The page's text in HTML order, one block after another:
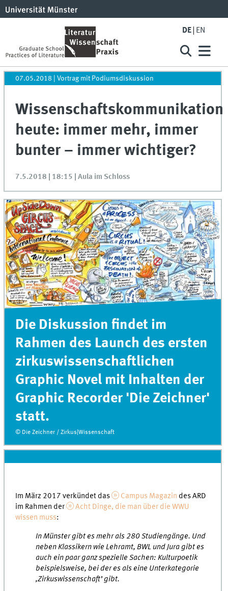
DE EN
07.05.2018 | Vortrag mit Podiumsdiskussion
Wissenschaftskommunikation
heute: immer mehr, immer
bunter – immer wichtiger?
7.5.2018 | 18:15 | Aula im Schloss
Die Diskussion findet im
Rahmen des Launch des ersten
zirkuswissenschaftlichen
Graphic Novel mit Inhalten der
Graphic Recorder 'Die Zeichner'
statt.
© Die Zeichner / Zirkus|Wissenschaft
Im März 2017 verkündet das Campus Magazin des ARD
im Rahmen der
Acht Dinge, die man über die WWU
wissen muss:
In Münster gibt es mehr als 280 Studiengänge. Und
neben Klassikern wie Lehramt, BWL und Jura gibt es
auch ein paar ganz spezielle Sachen: Kulturpoetik
beispielsweise, bei der es als eine Unterkategorie
‚Zirkuswissenschaft’ gibt.